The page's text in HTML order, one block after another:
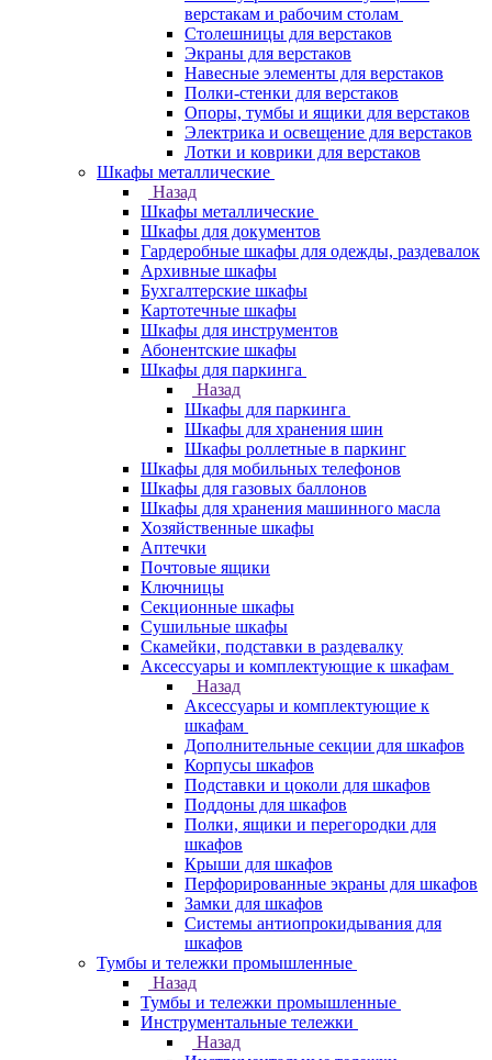
верстакам и рабочим столам
Столешницы для верстаков
Экраны для верстаков
Навесные элементы для верстаков
Полки-стенки для верстаков
Опоры, тумбы и ящики для верстаков
Электрика и освещение для верстаков
Лотки и коврики для верстаков
Шкафы металлические
Назад
Шкафы металлические
Шкафы для документов
Гардеробные шкафы для одежды, раздевалок
Архивные шкафы
Бухгалтерские шкафы
Картотечные шкафы
Шкафы для инструментов
Абонентские шкафы
Шкафы для паркинга
Назад
Шкафы для паркинга
Шкафы для хранения шин
Шкафы роллетные в паркинг
Шкафы для мобильных телефонов
Шкафы для газовых баллонов
Шкафы для хранения машинного масла
Хозяйственные шкафы
Аптечки
Почтовые ящики
Ключницы
Секционные шкафы
Сушильные шкафы
Скамейки, подставки в раздевалку
Аксессуары и комплектующие к шкафам
Назад
Аксессуары и комплектующие к
шкафам
Дополнительные секции для шкафов
Корпусы шкафов
Подставки и цоколи для шкафов
Поддоны для шкафов
Полки, ящики и перегородки для
шкафов
Крыши для шкафов
Перфорированные экраны для шкафов
Замки для шкафов
Системы антиопрокидывания для
шкафов
Тумбы и тележки промышленные
Назад
Тумбы и тележки промышленные
Инструментальные тележки
Назад